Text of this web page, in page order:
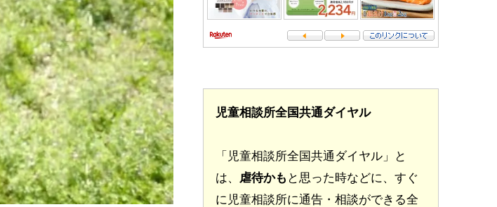
児童相談所全国共通ダイヤル
「児童相談所全国共通ダイヤル」と
は、 虐待かも と思った時などに、すぐ
に児童相談所に通告・相談ができる全